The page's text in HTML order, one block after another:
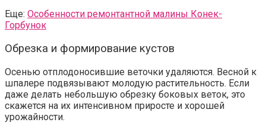
Еще: Особенности ремонтантной малины Конек-
Горбунок
Обрезка и формирование кустов
Осенью отплодоносившие веточки удаляются. Весной к
шпалере подвязывают молодую растительность. Если
даже делать небольшую обрезку боковых веток, это
скажется на их интенсивном приросте и хорошей
урожайности.